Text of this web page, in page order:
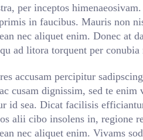
per inceptos
in faucibus. Mauris non
nec aliquet enim. Donec at
ad litora torquent per conubia
accusam percipitur
cusam dignissim, sed te
id sea. Dicat facilisis
alii cibo insolens in, regione
nec aliquet enim. Vivams